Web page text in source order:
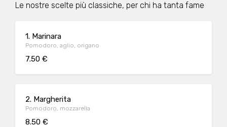
Le nostre scelte più classiche, per chi ha tanta fame
1. Marinara
Pomodoro, aglio, origano
7.50 €
2. Margherita
Pomodoro, mozzarella
8.50 €